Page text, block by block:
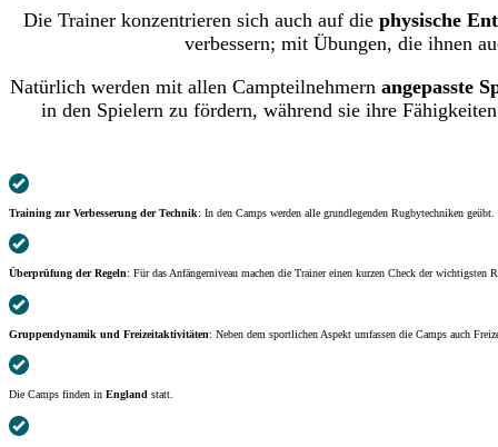
Die Trainer konzentrieren sich auch auf die physische
verbessern; mit Übungen, die ihnen
Natürlich werden mit allen Campteilnehmern angepasste
in den Spielern zu fördern, während sie ihre
Training zur Verbesserung der Technik: In den Camps werden alle grundlegenden Rugbytechniken
Überprüfung der Regeln: Für das Anfängerniveau machen die Trainer einen kurzen Check der
Gruppendynamik und Freizeitaktivitäten: Neben dem sportlichen Aspekt umfassen die Camps auch
Die Camps finden in England statt.